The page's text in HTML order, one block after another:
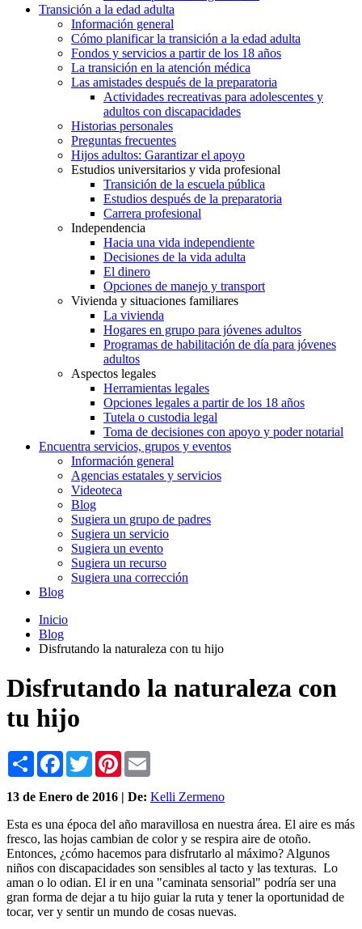
Transición a la edad adulta
Información general
Cómo planificar la transición a la edad adulta
Fondos y servicios a partir de los 18 años
La transición en la atención médica
Las amistades después de la preparatoria
Actividades recreativas para adolescentes y
adultos con discapacidades
Historias personales
Preguntas frecuentes
Hijos adultos: Garantizar el apoyo
Estudios universitarios y vida profesional
Transición de la escuela pública
Estudios después de la preparatoria
Carrera profesional
Independencia
Hacia una vida independiente
Decisiones de la vida adulta
El dinero
Opciones de manejo y transport
Vivienda y situaciones familiares
La vivienda
Hogares en grupo para jóvenes adultos
Programas de habilitación de día para jóvenes
adultos
Aspectos legales
Herramientas legales
Opciones legales a partir de los 18 años
Tutela o custodia legal
Toma de decisiones con apoyo y poder notarial
Encuentra servicios, grupos y eventos
Información general
Agencias estatales y servicios
Videoteca
Blog
Sugiera un grupo de padres
Sugiera un servicio
Sugiera un evento
Sugiera un recurso
Sugiera una corrección
Blog
Inicio
Blog
Disfrutando la naturaleza con tu hijo
Disfrutando la naturaleza con
tu hijo
Share Facebook
TwitterPinterest
13 de Enero de 2016 | De: Kelli Zermeno
Esta es una época del año maravillosa en nuestra área. El aire es más
fresco, las hojas cambian de color y se respira aire de otoño.
Entonces, ¿cómo hacemos para disfrutarlo al máximo? Algunos
niños con discapacidades son sensibles al tacto y las texturas. Lo
aman o lo odian. El ir en una "caminata sensorial" podría ser una
gran forma de dejar a tu hijo guiar la ruta y tener la oportunidad de
tocar, ver y sentir un mundo de cosas nuevas.